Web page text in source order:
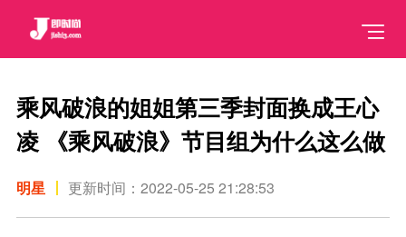
乘风破浪的姐姐第三季封面换成王心
凌 《乘风破浪》节目组为什么这么做
明星 更新时间：2022-05-25 21:28:53